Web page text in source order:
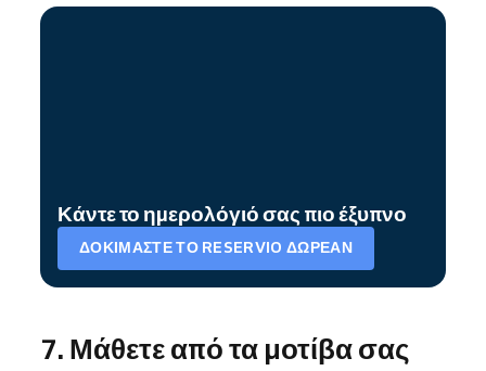
Κάντε το ημερολόγιό σας πιο έξυπνο
ΔΟΚΙΜΆΣΤΕ ΤΟ RESERVIO ΔΩΡΕΆΝ
7. Μάθετε από τα μοτίβα σας